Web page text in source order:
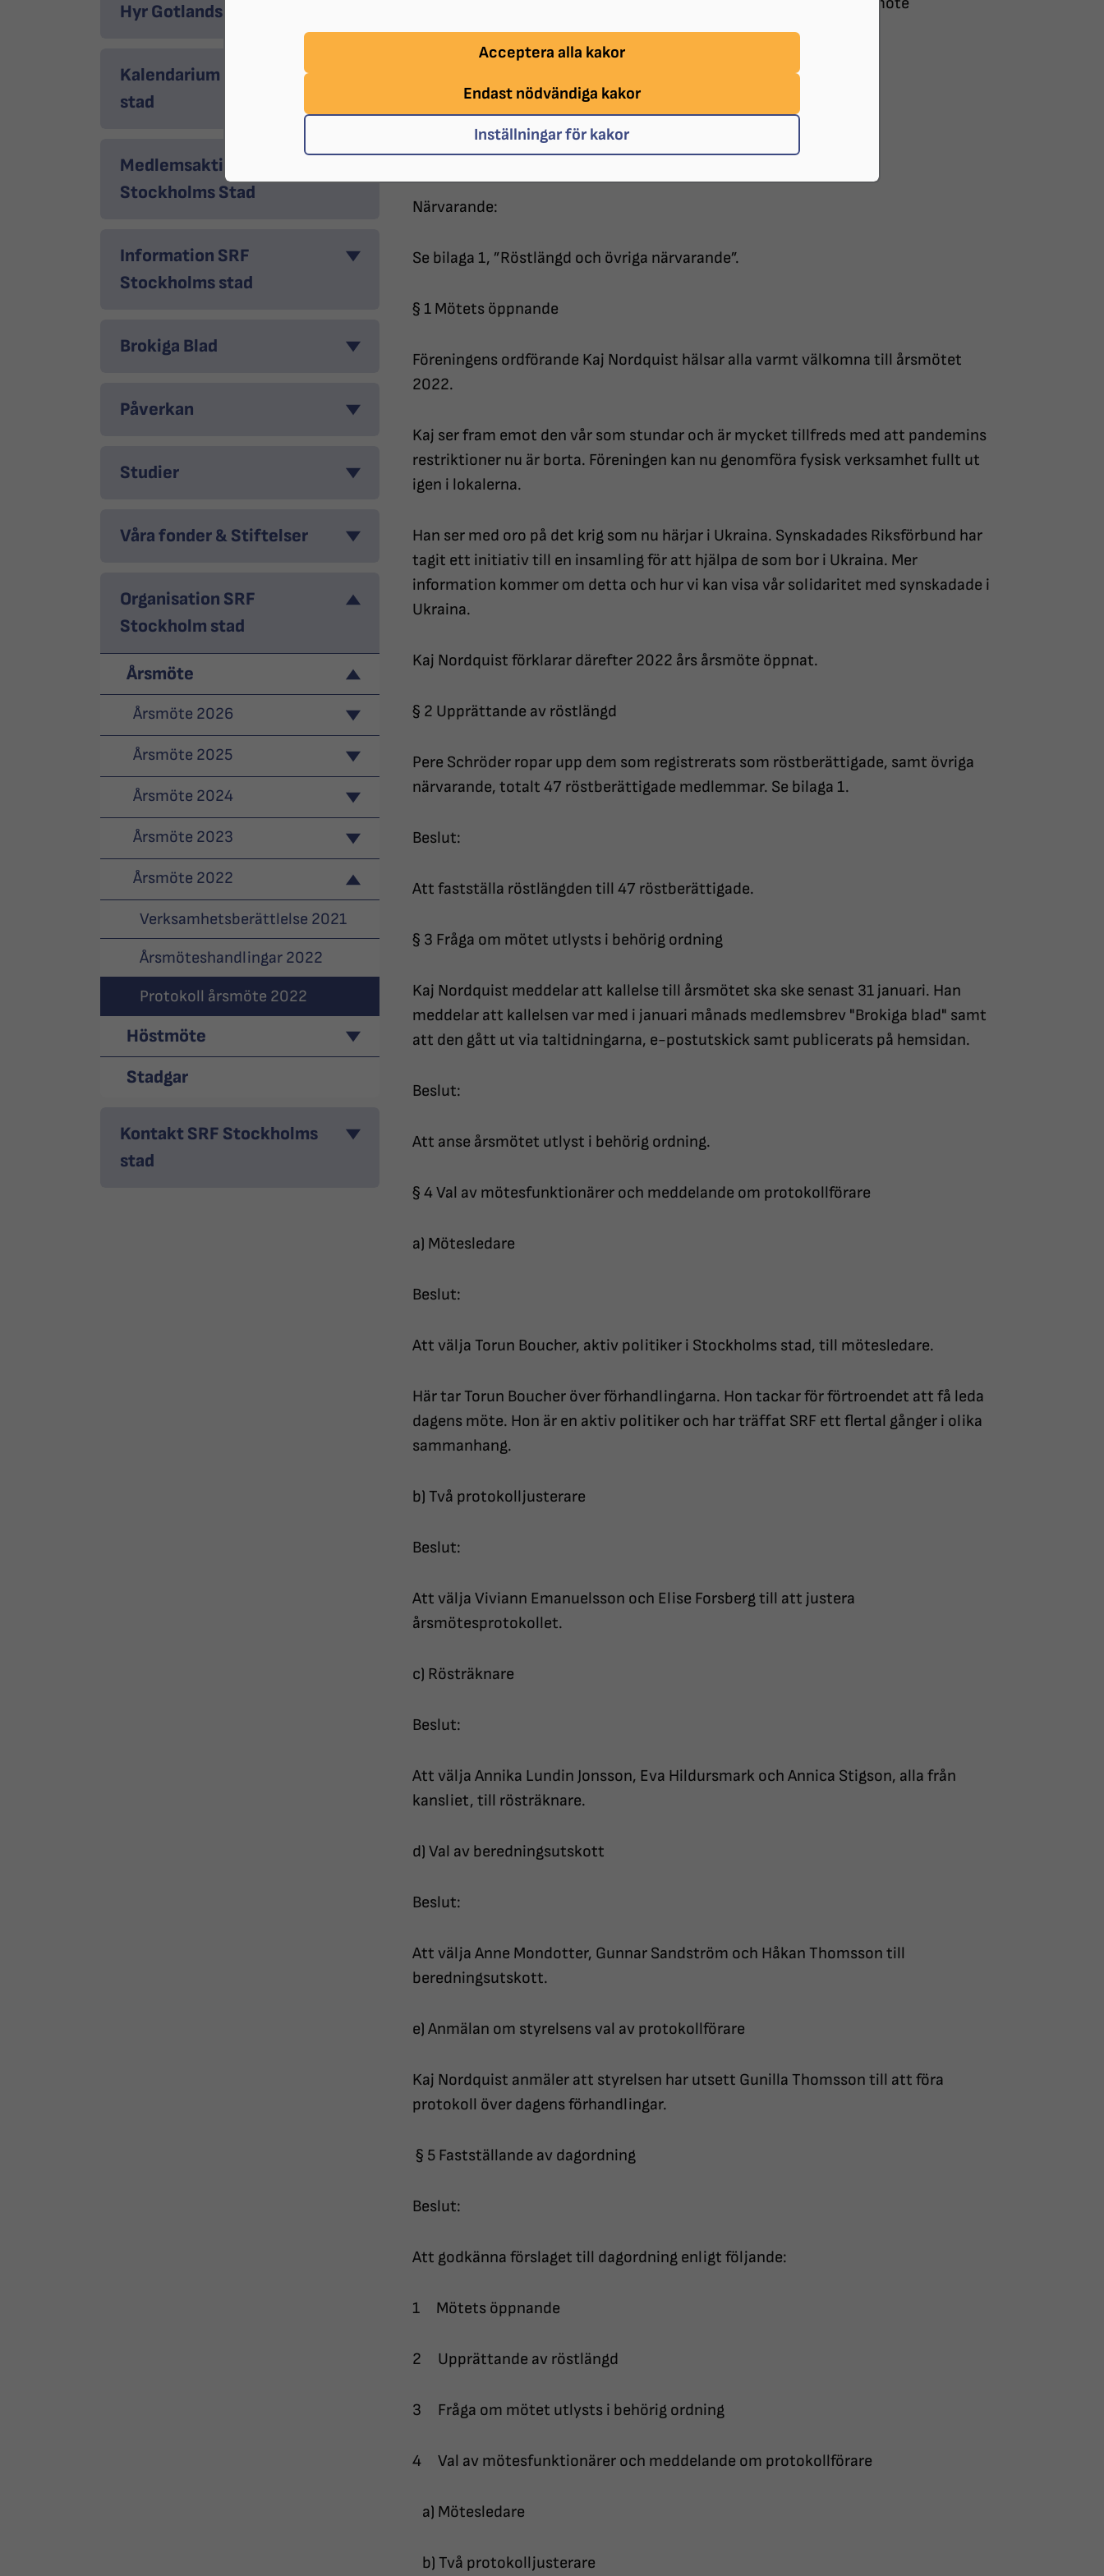
Acceptera alla kakor
Endast nödvändiga kakor
Inställningar för kakor
Hyr Gotlandssalen
Kalendarium SRF Stockholms
stad
Medlemsaktiviteter SRF
Stockholms Stad
Information SRF
Stockholms stad
Brokiga Blad
Påverkan
Studier
Våra fonder & Stiftelser
Organisation SRF
Stockholm stad
Årsmöte
Årsmöte 2026
Årsmöte 2025
Årsmöte 2024
Årsmöte 2023
Årsmöte 2022
Verksamhetsberättlelse 2021
Årsmöteshandlingar 2022
Protokoll årsmöte 2022
Höstmöte
Stadgar
Kontakt SRF Stockholms
stad
Datum: Torsdag 17 mars 2022
Plats: Gotlandssalen, Gotlandsgatan 44 i Stockholm
Tid: kl. 18-21
Närvarande:
Se bilaga 1, ”Röstlängd och övriga närvarande”.
§ 1 Mötets öppnande
Föreningens ordförande Kaj Nordquist hälsar alla varmt välkomna till årsmötet
2022.
Kaj ser fram emot den vår som stundar och är mycket tillfreds med att pandemins
restriktioner nu är borta. Föreningen kan nu genomföra fysisk verksamhet fullt ut
igen i lokalerna.
Han ser med oro på det krig som nu härjar i Ukraina. Synskadades Riksförbund har
tagit ett initiativ till en insamling för att hjälpa de som bor i Ukraina. Mer
information kommer om detta och hur vi kan visa vår solidaritet med synskadade i
Ukraina.
Kaj Nordquist förklarar därefter 2022 års årsmöte öppnat.
§ 2 Upprättande av röstlängd
Pere Schröder ropar upp dem som registrerats som röstberättigade, samt övriga
närvarande, totalt 47 röstberättigade medlemmar. Se bilaga 1.
Beslut:
Att fastställa röstlängden till 47 röstberättigade.
§ 3 Fråga om mötet utlysts i behörig ordning
Kaj Nordquist meddelar att kallelse till årsmötet ska ske senast 31 januari. Han
meddelar att kallelsen var med i januari månads medlemsbrev "Brokiga blad" samt
att den gått ut via taltidningarna, e-postutskick samt publicerats på hemsidan.
Beslut:
Att anse årsmötet utlyst i behörig ordning.
§ 4 Val av mötesfunktionärer och meddelande om protokollförare
a) Mötesledare
Beslut:
Att välja Torun Boucher, aktiv politiker i Stockholms stad, till mötesledare.
Här tar Torun Boucher över förhandlingarna. Hon tackar för förtroendet att få leda
dagens möte. Hon är en aktiv politiker och har träffat SRF ett flertal gånger i olika
sammanhang.
b) Två protokolljusterare
Beslut:
Att välja Viviann Emanuelsson och Elise Forsberg till att justera
årsmötesprotokollet.
c) Rösträknare
Beslut:
Att välja Annika Lundin Jonsson, Eva Hildursmark och Annica Stigson, alla från
kansliet, till rösträknare.
d) Val av beredningsutskott
Beslut:
Att välja Anne Mondotter, Gunnar Sandström och Håkan Thomsson till
beredningsutskott.
e) Anmälan om styrelsens val av protokollförare
Kaj Nordquist anmäler att styrelsen har utsett Gunilla Thomsson till att föra
protokoll över dagens förhandlingar.
§ 5 Fastställande av dagordning
Beslut:
Att godkänna förslaget till dagordning enligt följande:
1 Mötets öppnande
2 Upprättande av röstlängd
3 Fråga om mötet utlysts i behörig ordning
4 Val av mötesfunktionärer och meddelande om protokollförare
a) Mötesledare
b) Två protokolljusterare